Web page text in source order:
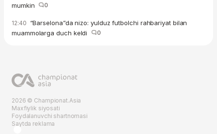
mumkin
0
12:40 “Barselona”da nizo: yulduz futbolchi rahbariyat bilan
muammolarga duch keldi
0
2026 © Championat.Asia
Maxfiylik siyosati
Foydalanuvchi shartnomasi
Saytda reklama